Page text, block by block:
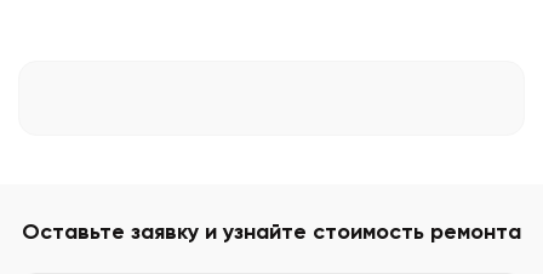
Оставьте заявку и узнайте стоимость ремонта